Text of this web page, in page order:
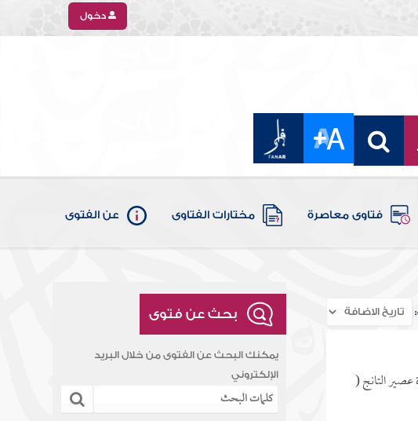
دخول
فتاوى معاصرة مختارات الفتاوى عن الفتوى
عصير التانج (
بحث عن فتوى
يمكنك البحث عن الفتوى من خلال البريد
الإلكتروني